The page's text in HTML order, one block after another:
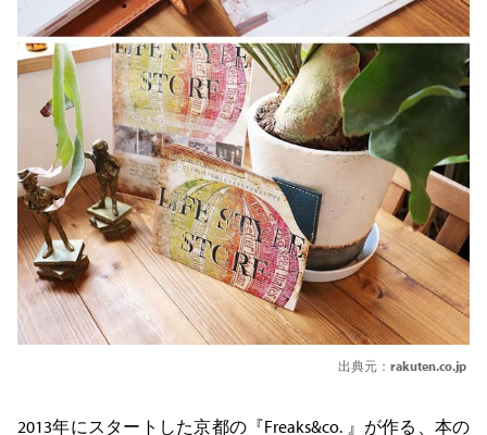
出典元： rakuten.co.jp
2013年にスタートした京都の『Freaks&co. 』が作る、本の